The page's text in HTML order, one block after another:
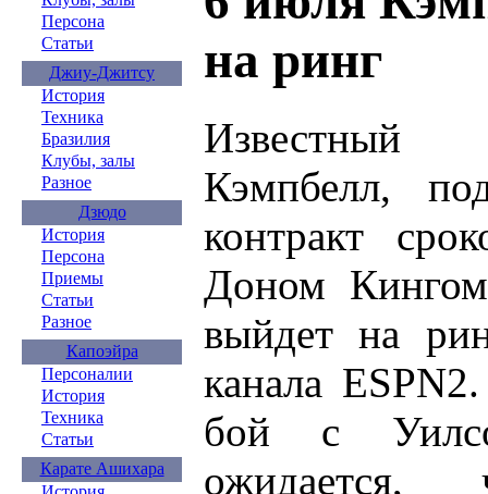
Персона
Статьи
Джиу-Джитсу
История
Техника
Бразилия
Клубы, залы
Разное
Дзюдо
История
Персона
Приемы
Статьи
Разное
Капоэйра
Персоналии
История
Техника
Статьи
Карате Ашихара
на ринг
Известный
Кэмпбелл,
контракт
Доном
выйдет на
канала
бой с